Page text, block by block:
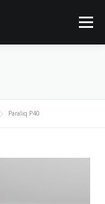
Меню
КОНТАКТИ
Paraliq P40